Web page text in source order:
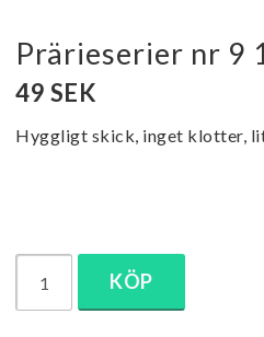
Prärieserier nr 9
49 SEK
Hyggligt skick, inget klotter,
KÖP